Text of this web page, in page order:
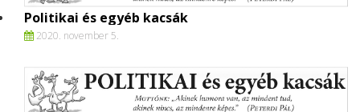
Politikai és egyéb kacsák
2020. november 5.